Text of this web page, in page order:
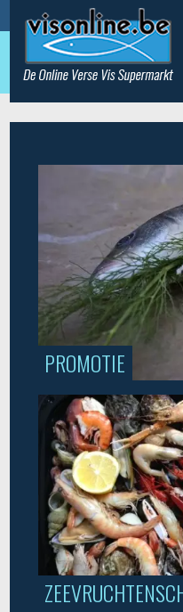
PROMOTIE